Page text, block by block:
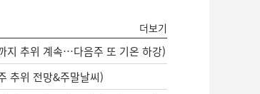
더보기
지 추위 계속…다음주 또 기온 하강)
추위 전망&주말날씨)